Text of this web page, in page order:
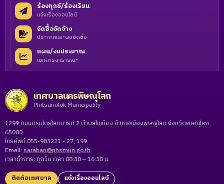
ร้องทุกข์/ร้องเรียน
แจ้งเรื่องออนไลน์
จัดซื้อจัดจ้าง
ประกาศและผลจัดซื้อ
แผน/งบประมาณ
เอกสารสาธารณะ
เทศบาลนครพิษณุโลก
Phitsanulok Municipality
1299 ถนนบรมไตรโลกนารถ 2 ตำบลในเมือง อำเภอเมืองพิษณุโลก จังหวัดพิษณุโลก
65000
โทรศัพท์ 055-983221 - 27, 199
Email: saraban@phsmun.go.th
เวลาทำการ: ทุกวัน เวลา 08:30 – 16:30 น.
ติดต่อเทศบาล แจ้งเรื่องออนไลน์